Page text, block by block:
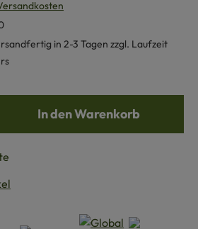
in 2-3 Tagen zzgl. Laufzeit
Gib den gewünschten
In den Warenkorb